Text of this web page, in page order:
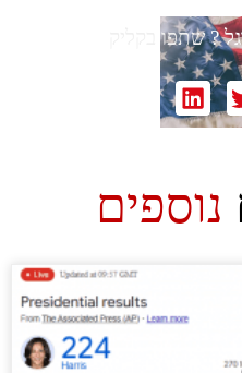
?שתפו בקליק
נוספים